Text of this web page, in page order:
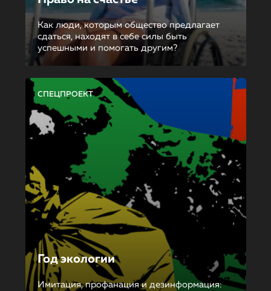
Как люди, которым общество предлагает
сдаться, находят в себе силы быть
успешными и помогать другим?
СПЕЦПРОЕКТ
Год экологии
Имитация, профанация и дезинформация: